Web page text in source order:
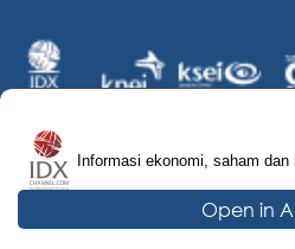
Informasi ekonomi, saham dan
Open in
© 2026 IDX Channel. All